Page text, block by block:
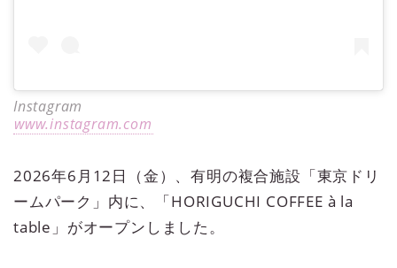
Instagram
www.instagram.com
2026年6月12日（金）、有明の複合施設「東京ドリ
ームパーク」内に、「HORIGUCHI COFFEE à la
table」がオープンしました。